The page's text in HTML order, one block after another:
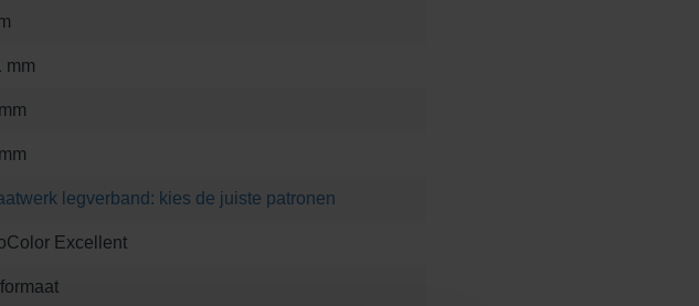
mm
legverband: kies de juiste patronen
Excellent